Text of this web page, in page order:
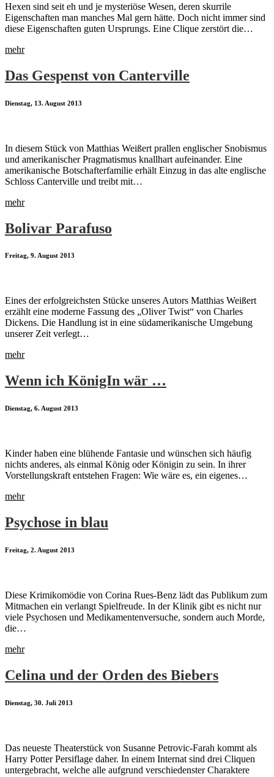
Hexen sind seit eh und je mysteriöse Wesen, deren skurrile
Eigenschaften man manches Mal gern hätte. Doch nicht immer sind
diese Eigenschaften guten Ursprungs. Eine Clique zerstört die…
mehr
Das Gespenst von Canterville
Dienstag, 13. August 2013
In diesem Stück von Matthias Weißert prallen englischer Snobismus
und amerikanischer Pragmatismus knallhart aufeinander. Eine
amerikanische Botschafterfamilie erhält Einzug in das alte englische
Schloss Canterville und treibt mit…
mehr
Bolivar Parafuso
Freitag, 9. August 2013
Eines der erfolgreichsten Stücke unseres Autors Matthias Weißert
erzählt eine moderne Fassung des „Oliver Twist“ von Charles
Dickens. Die Handlung ist in eine südamerikanische Umgebung
unserer Zeit verlegt…
mehr
Wenn ich KönigIn wär …
Dienstag, 6. August 2013
Kinder haben eine blühende Fantasie und wünschen sich häufig
nichts anderes, als einmal König oder Königin zu sein. In ihrer
Vorstellungskraft entstehen Fragen: Wie wäre es, ein eigenes…
mehr
Psychose in blau
Freitag, 2. August 2013
Diese Krimikomödie von Corina Rues-Benz lädt das Publikum zum
Mitmachen ein verlangt Spielfreude. In der Klinik gibt es nicht nur
viele Psychosen und Medikamentenversuche, sondern auch Morde,
die…
mehr
Celina und der Orden des Biebers
Dienstag, 30. Juli 2013
Das neueste Theaterstück von Susanne Petrovic-Farah kommt als
Harry Potter Persiflage daher. In einem Internat sind drei Cliquen
untergebracht, welche alle aufgrund verschiedenster Charaktere